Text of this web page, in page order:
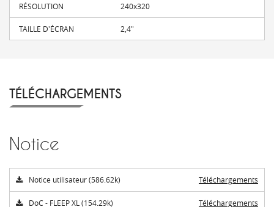
RÉSOLUTION 240x320
TAILLE D'ÉCRAN 2,4"
TÉLÉCHARGEMENTS
Notice
Notice utilisateur (586.62k) Téléchargements
DoC - FLEEP XL (154.29k) Téléchargements